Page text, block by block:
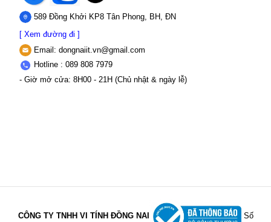
589 Đồng Khởi KP8 Tân Phong, BH, ĐN
[ Xem đường đi ]
Email: dongnaiit.vn@gmail.com
Hotline : 089 808 7979
- Giờ mở cửa: 8H00 - 21H (Chủ nhật & ngày lễ)
CÔNG TY TNHH VI TÍNH ĐỒNG NAI Số